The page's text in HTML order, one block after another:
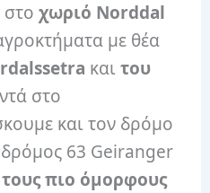
στοχωριό Norddal
με θέα
καιτου
στο
και τον δρόμο
63 Geiranger
πιο όμορφους